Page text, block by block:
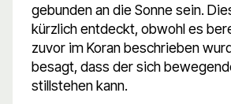
gebunden an die Sonne sein.
kürzlich entdeckt, obwohl es
zuvor im Koran beschrieben
besagt, dass der sich
stillstehen kann.